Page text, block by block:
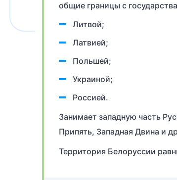
общие границы с
Литвой;
Латвией;
Польшей;
Украиной;
Россией.
Занимает западную часть
Припять, Западная Двина и
Территория Белоруссии